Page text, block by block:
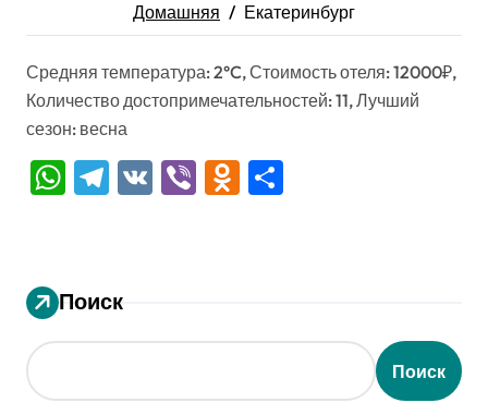
Домашняя Екатеринбург
Средняя температура: 2°C, Стоимость отеля: 12000₽,
Количество достопримечательностей: 11, Лучший
сезон: весна
WhatsApp
Telegram
VK ViberOdnoklassniki
Поиск
Поиск